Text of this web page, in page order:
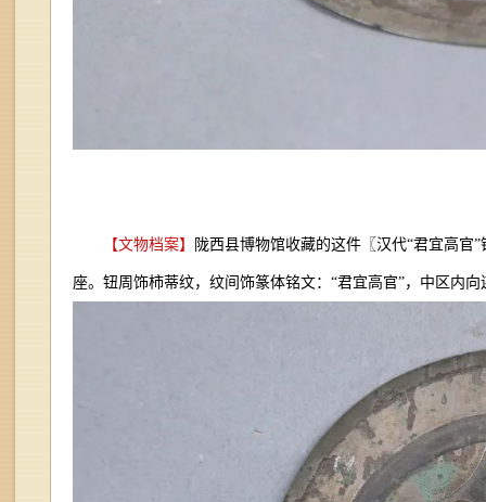
【文物档案】 陇西县博物馆收藏的这件〖汉代“君宜高官
座。钮周饰柿蒂纹，纹间饰篆体铭文：“君宜高官”，中区内